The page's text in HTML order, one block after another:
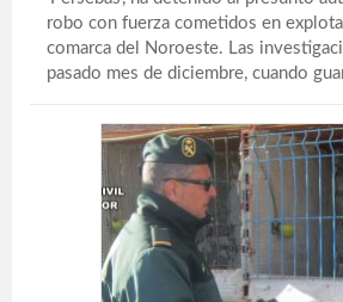
robo con fuerza cometidos en
comarca del Noroeste. Las
pasado mes de diciembre, cuando